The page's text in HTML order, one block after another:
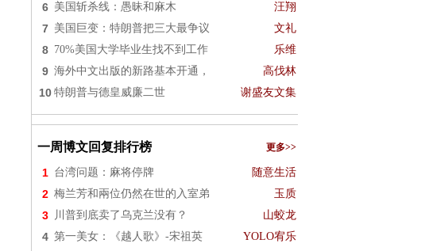
6 美国斩杀线：愚昧和麻木 汪翔
7 美国巨变：特朗普把三大最争议 文礼
8 70%美国大学毕业生找不到工作 乐维
9 海外中文出版的新路基本开通， 高伐林
10 特朗普与德皇威廉二世 谢盛友文集
一周博文回复排行榜 更多>>
1 台湾问题：麻将停牌 随意生活
2 梅兰芳和兩位仍然在世的入室弟 玉质
3 川普到底卖了乌克兰没有？ 山蛟龙
4 第一美女：《越人歌》-宋祖英 YOLO宥乐